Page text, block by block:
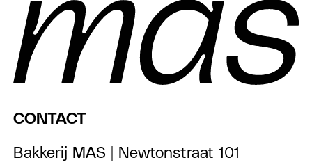
CONTACT
Bakkerij MAS | Newtonstraat 101